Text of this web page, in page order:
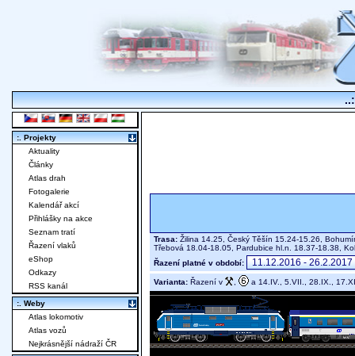
Trasa: Žilina 14.25, Český Těšín 15.24-15.26,
Třebová 18.04-18.05, Pardubice hl.n. 18.37-18.38,
Řazení platné v období:
Varianta: Řazení v a 14.IV., 5.VII., 28.IX.,
:. Projekty
Aktuality
Články
Atlas drah
Fotogalerie
Kalendář akcí
Přihlášky na akce
Seznam tratí
Řazení vlaků
eShop
Odkazy
RSS kanál
:. Weby
Atlas lokomotiv
Atlas vozů
Nejkrásnější nádraží ČR